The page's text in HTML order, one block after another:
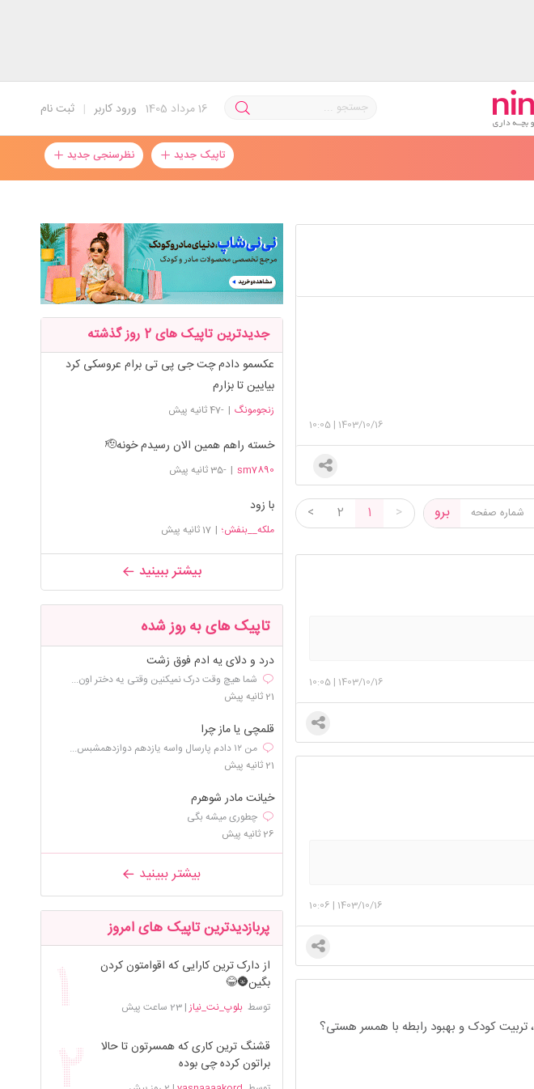
ثبت نام | ورود کاربر 16مرداد 1405
تاپیک جدید نظرسنجی جدید
1403/10/16
|
10:05
>
1
2
< برو
1403/10/16
|
10:05
1403/10/16
|
10:06
تربیت کودک و بهبود رابطه با همسر هستی؟
جدیدترین تاپیک های 2 روز گذشته
عکسمو دادم چت جی پی تی برام عروسکی کرد
بیایین تا بزارم
زنجومونگ | -47 ثانیه پیش
خسته راهم همین الان رسیدم خونه🫡
sm7890
| -35 ثانیه پیش
با زود
ملکه__بنفش؛ | 17 ثانیه پیش
بیشتر ببینید
تاپیک های به روز شده
درد و دلای یه ادم فوق زشت
شما هیچ وقت درک نمیکنین وقتی یه دختر اون...
21 ثانیه پیش
قلمچی یا ماز چرا
من ۱۲ دادم پارسال واسه یازدهم دوازدهمشبس...
21 ثانیه پیش
خیانت مادر شوهرم
چطوری میشه بگی
26 ثانیه پیش
بیشتر ببینید
پربازدیدترین تاپیک های امروز
از دارک ترین کارایی که اقوامتون کردن
بگین🌚😂
توسطبلوپ_نت_نیاز|23 ساعت پیش
قشنگ ترین کاری که همسرتون تا حالا
براتون کرده چی بوده